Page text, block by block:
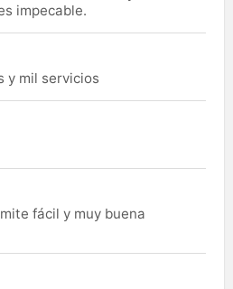
impecable.
y mil servicios
fácil y muy buena